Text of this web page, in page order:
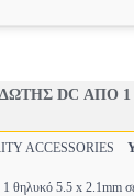
DC ΑΠΟ
ACCESSORIES
θηλυκό 5.5 x 2.1mm